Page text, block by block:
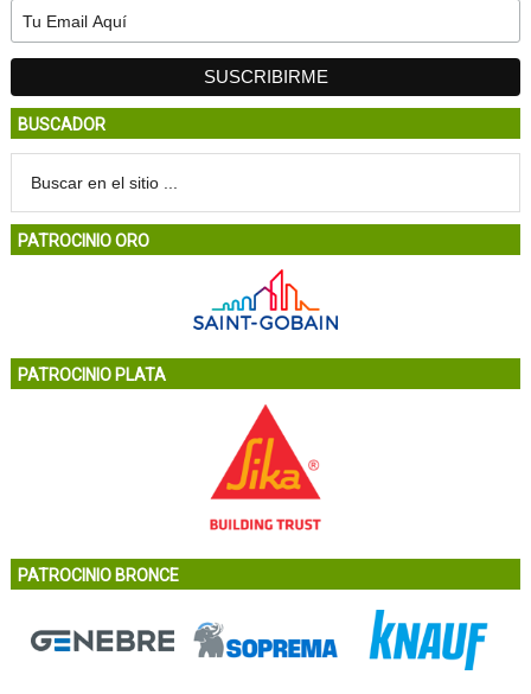
BUSCADOR
PATROCINIO ORO
PATROCINIO PLATA
PATROCINIO BRONCE